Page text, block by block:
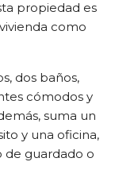
propiedad es
como
dos baños,
cómodos y
suma un
y una oficina,
de guardado o